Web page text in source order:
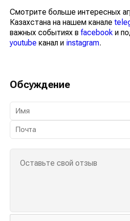
Смотрите больше интересных
Казахстана на нашем канале
важных событиях в facebook и
youtube канал и instagram.
Обсуждение